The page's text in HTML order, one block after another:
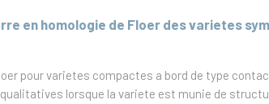
en homologie de Floer des varietes
pour varietes compactes a bord de type
lorsque la variete est munie de